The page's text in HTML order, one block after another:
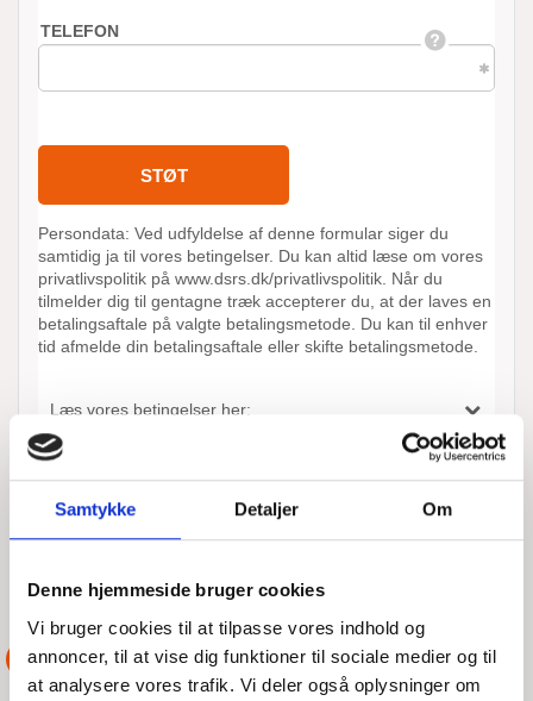
Samtykke Detaljer Om
Denne hjemmeside bruger cookies
Vi bruger cookies til at tilpasse vores indhold og
annoncer, til at vise dig funktioner til sociale medier og til
at analysere vores trafik. Vi deler også oplysninger om
LADEPLADS
ASSISTANCE